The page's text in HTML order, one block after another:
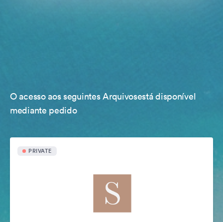
O acesso aos seguintes Arquivosestá disponível
mediante pedido
PRIVATE